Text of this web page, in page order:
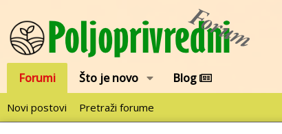
Forumi Što je novo Blog
Novi postovi Pretraži forume